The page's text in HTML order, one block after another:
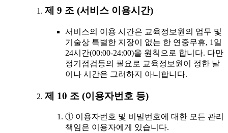
제 9 조 (서비스 이용시간)
서비스의 이용 시간은 교육정보원의 업무 및
기술상 특별한 지장이 없는 한 연중무휴, 1일
24시간(00:00-24:00)을 원칙으로 합니다. 다만
정기점검등의 필요로 교육정보원이 정한 날
이나 시간은 그러하지 아니합니다.
제 10 조 (이용자번호 등)
① 이용자번호 및 비밀번호에 대한 모든 관리
책임은 이용자에게 있습니다.